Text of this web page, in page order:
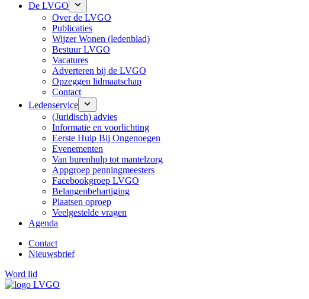
De LVGO
Over de LVGO
Publicaties
Wijzer Wonen (ledenblad)
Bestuur LVGO
Vacatures
Adverteren bij de LVGO
Opzeggen lidmaatschap
Contact
Ledenservice
(Juridisch) advies
Informatie en voorlichting
Eerste Hulp Bij Ongenoegen
Evenementen
Van burenhulp tot mantelzorg
Appgroep penningmeesters
Facebookgroep LVGO
Belangenbehartiging
Plaatsen oproep
Veelgestelde vragen
Agenda
Contact
Nieuwsbrief
Word lid